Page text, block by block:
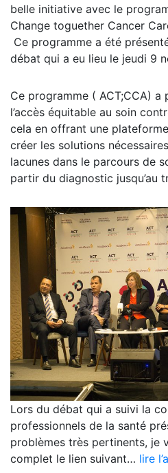
belle initiative avec le
Change toguether Cancer
Ce programme a été
débat qui a eu lieu le jeudi 9
Ce programme ( ACT;CCA) a
l’accès équitable au soin
cela en offrant une
créer les solutions
lacunes dans le parcours de
partir du diagnostic jusqu’au
Lors du débat qui a suivi la
professionnels de la santé
problèmes très pertinents, je
complet le lien suivant… lire